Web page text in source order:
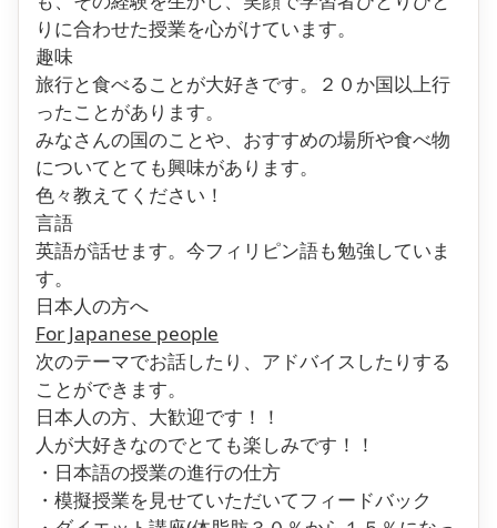
りに合わせた授業を心がけています。
趣味
旅行と食べることが大好きです。２０か国以上行
ったことがあります。
みなさんの国のことや、おすすめの場所や食べ物
についてとても興味があります。
色々教えてください！
言語
英語が話せます。今フィリピン語も勉強していま
す。
日本人の方へ
For Japanese people
次のテーマでお話したり、アドバイスしたりする
ことができます。
日本人の方、大歓迎です！！
人が大好きなのでとても楽しみです！！
・日本語の授業の進行の仕方
・模擬授業を見せていただいてフィードバック